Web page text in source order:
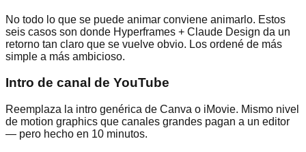
No todo lo que se puede animar conviene animarlo. Estos
seis casos son donde Hyperframes + Claude Design da un
retorno tan claro que se vuelve obvio. Los ordené de más
simple a más ambicioso.
Intro de canal de YouTube
Reemplaza la intro genérica de Canva o iMovie. Mismo nivel
de motion graphics que canales grandes pagan a un editor
— pero hecho en 10 minutos.